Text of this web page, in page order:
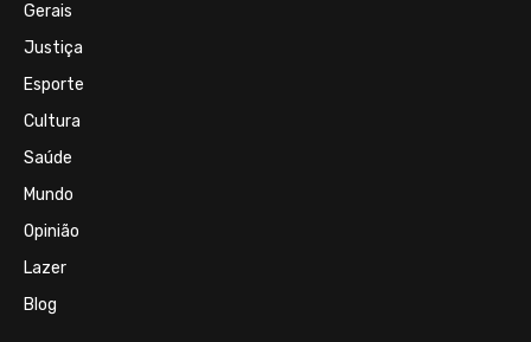
Gerais
Justiça
Esporte
Cultura
Saúde
Mundo
Opinião
Lazer
Blog